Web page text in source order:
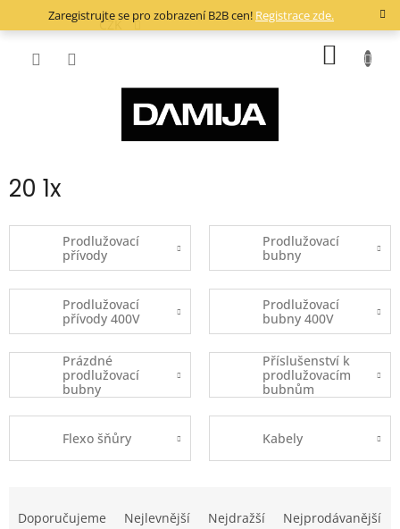
Zaregistrujte se pro zobrazení B2B cen! Registrace zde.
CZK
20 1x
Prodlužovací
přívody
Prodlužovací
bubny
Prodlužovací
přívody 400V
Prodlužovací
bubny 400V
Prázdné
prodlužovací
bubny
Příslušenství k
prodlužovacím
bubnům
Flexo šňůry Kabely
aDoporučujeme Nejlevnější Nejdražší Nejprodávanější